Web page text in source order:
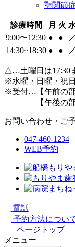
顎関節
診療時間 月 火
9:00〜12:30 ● ● ／
14:30~18:30 ● ● ／
△…土曜日は17:30
※水曜・日曜・祝
※受付…【午前の
【午後の部】診
お問い合わせ・ご
047-460-1234
WEB予約
電話
予約方法につい
ページトップ
メニュー